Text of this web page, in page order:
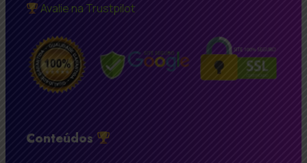
Avalie na Trustpilot
Conteúdos